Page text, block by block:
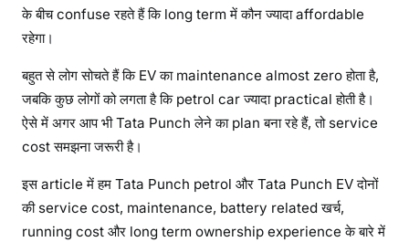
के बीच confuse रहते हैं कि long term में कौन ज्यादा affordable
रहेगा।
बहुत से लोग सोचते हैं कि EV का maintenance almost zero होता है,
जबकि कुछ लोगों को लगता है कि petrol car ज्यादा practical होती है।
ऐसे में अगर आप भी Tata Punch लेने का plan बना रहे हैं, तो service
cost समझना जरूरी है।
इस article में हम Tata Punch petrol और Tata Punch EV दोनों
की service cost, maintenance, battery related खर्च,
running cost और long term ownership experience के बारे में